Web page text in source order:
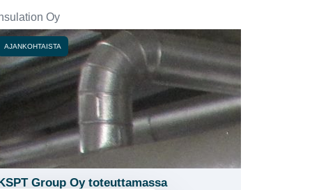
Oy
AJANKOHTAISTA
Group Oy toteuttamassa